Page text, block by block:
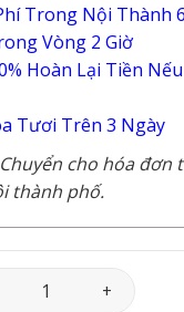
Trong Nội Thành
Vòng 2 Giờ
Hoàn Lại Tiền
Tươi Trên 3 Ngày
cho hóa đơn
thành phố.
Yêu - HTY031 số